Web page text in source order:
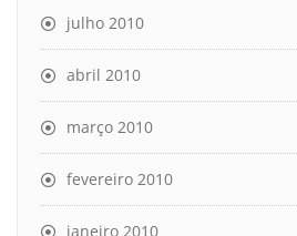
julho 2010
abril 2010
março 2010
fevereiro 2010
janeiro 2010